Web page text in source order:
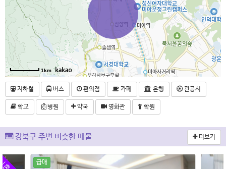
1km
지하철 버스 편의점 카페 은행 관공서
학교 병원 약국 영화관 학원
더보기
강북구 주변 비슷한 매물
급매